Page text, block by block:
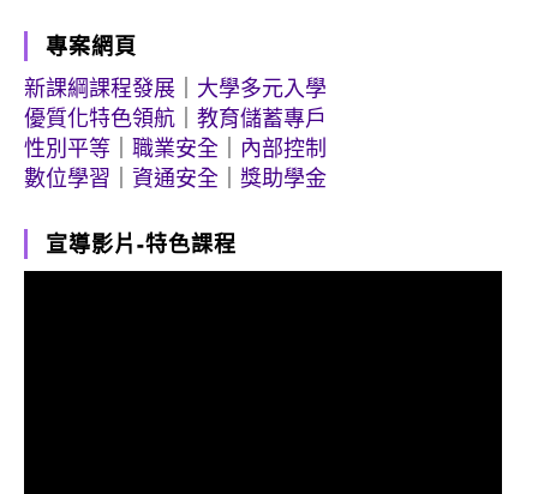
專案網頁
新課綱課程發展
大學多元入學
優質化特色領航
教育儲蓄專戶
性別平等
職業安全
內部控制
數位學習
資通安全 獎助學金
宣導影片-特色課程